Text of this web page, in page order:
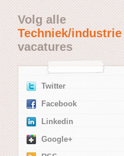
Volg alle
Techniek/industrie
vacatures
Twitter
Facebook
Linkedin
Google+